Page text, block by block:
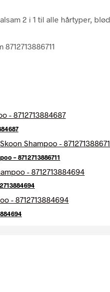
2 i 1 til alle hårtyper,
– 8712713886711